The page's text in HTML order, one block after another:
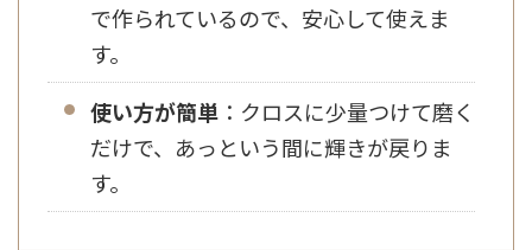
で作られているので、安心して使えま
す。
使い方が簡単 ：クロスに少量つけて磨く
だけで、あっという間に輝きが戻りま
す。